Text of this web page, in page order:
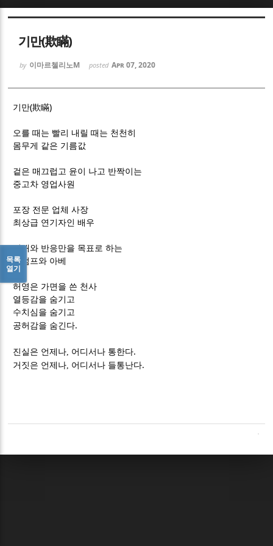
기만(欺瞞)
by 이마르첼리노M posted Apr 07, 2020
기만(欺瞞)
오를 때는 빨리 내릴 때는 천천히
몸무게 같은 기름값
겉은 매끄럽고 윤이 나고 반짝이는
중고차 영업사원
포장 전문 업체 사장
최상급 연기자인 배우
기대와 반응만을 목표로 하는
트럼프와 아베
허영은 가면을 쓴 천사
열등감을 숨기고
수치심을 숨기고
공허감을 숨긴다.
진실은 언제나, 어디서나 통한다.
거짓은 언제나, 어디서나 들통난다.
목록
열기
Sketchbook5, 스케치북5
Sketchbook5, 스케치북5
Sketchbook5, 스케치북5
Sketchbook5, 스케치북5